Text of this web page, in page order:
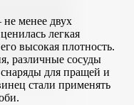
менее двух
легкая
высокая плотность.
различные сосуды
для пращей и
стали применять